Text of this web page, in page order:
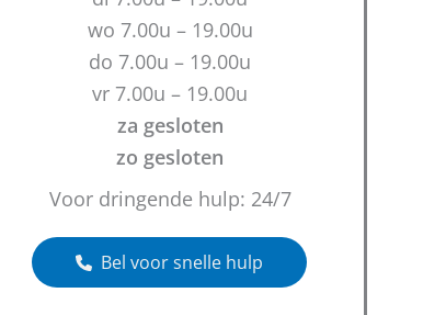
wo 7.00u – 19.00u
do 7.00u – 19.00u
vr 7.00u – 19.00u
za gesloten
zo gesloten
Voor dringende hulp: 24/7
Bel voor snelle hulp